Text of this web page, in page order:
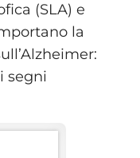
(SLA) e
la
segni